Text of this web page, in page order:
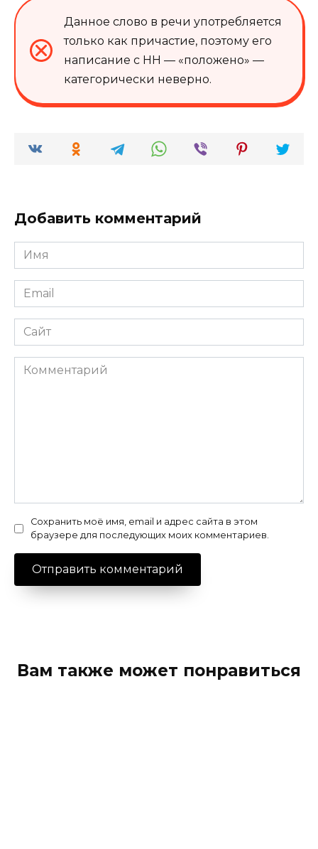
Данное слово в речи употребляется
только как причастие, поэтому его
написание с НН — «положено» —
категорически неверно.
Добавить комментарий
Имя
*
Email
*
Сайт
Комментарий
Сохранить моё имя, email и адрес сайта в этом
браузере для последующих моих комментариев.
Вам также может понравиться